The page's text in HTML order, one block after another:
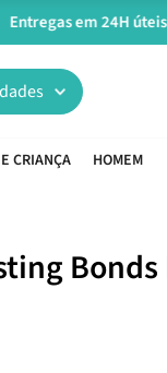
CRIANÇA HOMEM